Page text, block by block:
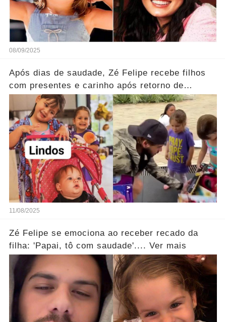
08/09/2025
Após dias de saudade, Zé Felipe recebe filhos
com presentes e carinho após retorno de
Dubaí.... assista!
11/08/2025
Zé Felipe se emociona ao receber recado da
filha: 'Papai, tô com saudade'.... Ver mais